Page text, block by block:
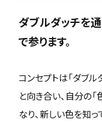
ダブルダッチを
で参ります。
コンセプトは「ダブル
と向き合い、自分の
なり、新しい色を知